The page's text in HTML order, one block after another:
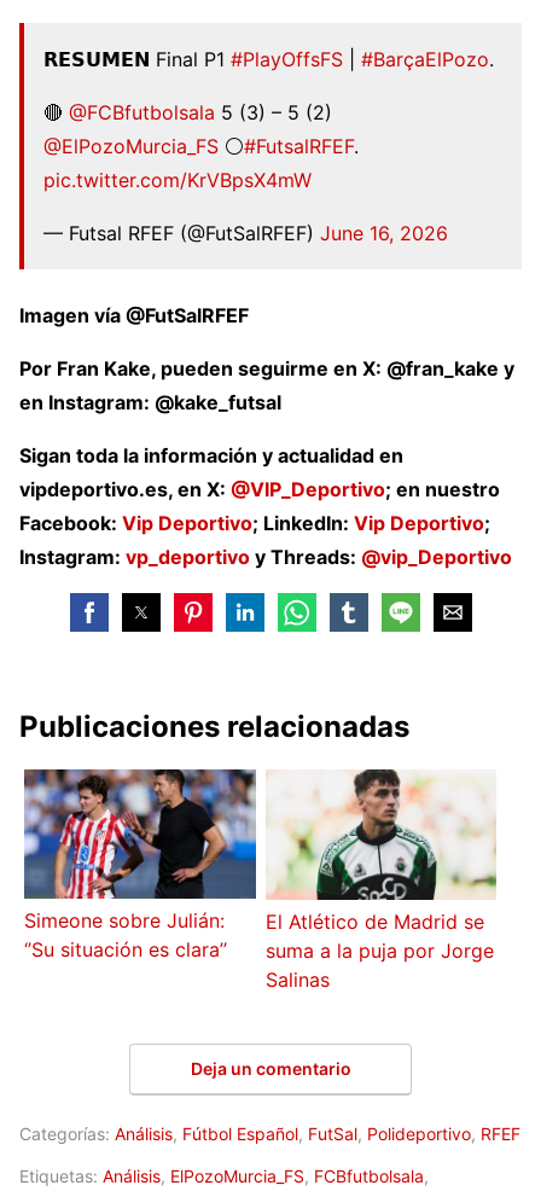
𝗥𝗘𝗦𝗨𝗠𝗘𝗡 Final P1 #PlayOffsFS #BarçaElPozo.
🔴 @FCBfutbolsala 5 (3) – 5 (2)
@ElPozoMurcia_FS ⚪#FutsalRFEF.
pic.twitter.com/KrVBpsX4mW
— Futsal RFEF (@FutSalRFEF) June 16, 2026
Imagen vía @FutSalRFEF
Por Fran Kake, pueden seguirme en X: @fran_kake y
en Instagram: @kake_futsal
Sigan toda la información y actualidad en
vipdeportivo.es, en X: @VIP_Deportivo; en nuestro
Facebook: Vip Deportivo; LinkedIn: Vip Deportivo;
Instagram: vp_deportivo y Threads: @vip_Deportivo
Publicaciones relacionadas
Simeone sobre Julián:
‘’Su situación es clara’’
El Atlético de Madrid se
suma a la puja por Jorge
Salinas
Deja un comentario
Categorías: Análisis, Fútbol Español, FutSal, Polideportivo, RFEF
Etiquetas: Análisis, ElPozoMurcia_FS, FCBfutbolsala,